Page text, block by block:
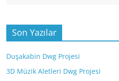
Son Yazılar
Duşakabin Dwg Projesi
3D Müzik Aletleri Dwg Projesi